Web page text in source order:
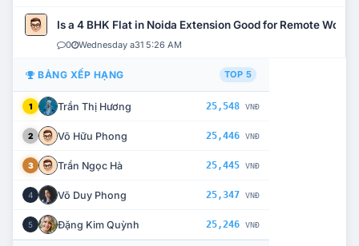
Is a 4 BHK Flat in Noida Extension Good for Remote Work?
0 Wednesday a31 5:26 AM
BẢNG XẾP HẠNG TOP 5
1 Trần Thị Hương 25,548 VNĐ
2 Võ Hữu Phong 25,446 VNĐ
3 Trần Ngọc Hà 25,445 VNĐ
4 Võ Duy Phong 25,347 VNĐ
5 Đặng Kim Quỳnh 25,246 VNĐ